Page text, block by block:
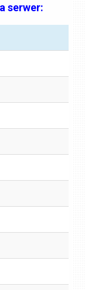
serwer: